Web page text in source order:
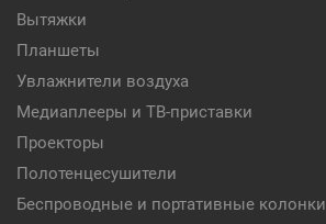
Вытяжки
Планшеты
Увлажнители воздуха
Медиаплееры и ТВ-приставки
Проекторы
Полотенцесушители
Беспроводные и портативные колонки